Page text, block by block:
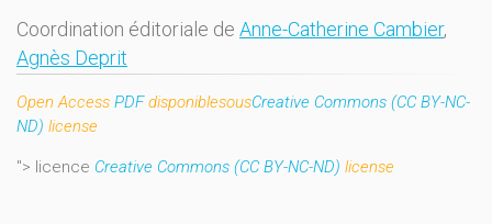
Coordination éditoriale de Anne-Catherine Cambier,
Agnès Deprit
Open Access PDFdisponiblesousCreative Commons (CC BY-NC-
ND) license
"> licence Creative Commons (CC BY-NC-ND) license